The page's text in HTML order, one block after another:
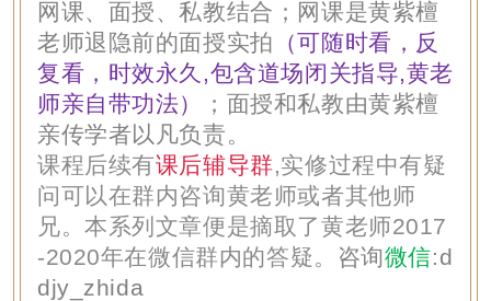
网课、面授、私教结合；网课是黄紫檀
老师退隐前的面授实拍 （可随时看，反
复看，时效永久,包含道场闭关指导,黄老
师亲自带功法）
；面授和私教由黄紫檀
亲传学者以凡负责。
课程后续有课后辅导群,实修过程中有疑
问可以在群内咨询黄老师或者其他师
兄。本系列文章便是摘取了黄老师2017
-2020年在微信群内的答疑。
咨询微信:d
djy_zhida